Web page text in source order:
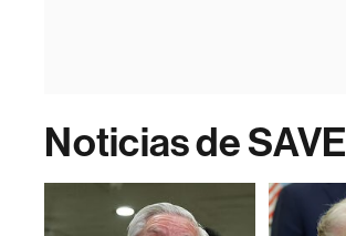
Noticias de SAVE